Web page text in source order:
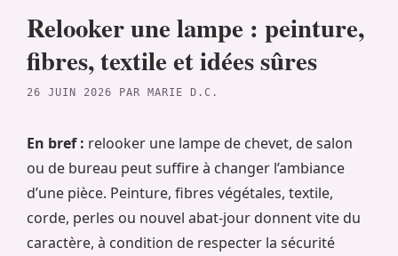
Relooker une lampe : peinture,
fibres, textile et idées sûres
26 JUIN 2026 PAR MARIE D.C.
En bref : relooker une lampe de chevet, de salon
ou de bureau peut suffire à changer l’ambiance
d’une pièce. Peinture, fibres végétales, textile,
corde, perles ou nouvel abat-jour donnent vite du
caractère, à condition de respecter la sécurité